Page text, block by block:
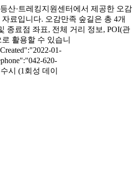
산·트레킹지원센터에서 제공한 오감
료입니다. 오감만족 숲길은 총 4개
종료점 좌표, 전체 거리 정보, POI(관
활용할 수 있습니
01-
620-
시 (1회성 데이